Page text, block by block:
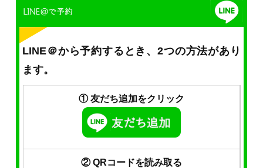
LINE＠から予約するとき、2つの方法があり
ます。
① 友だち追加をクリック
② QRコードを読み取る